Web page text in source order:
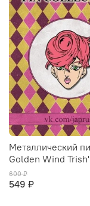
Металлический
Golden Wind
600 ₽
549 ₽